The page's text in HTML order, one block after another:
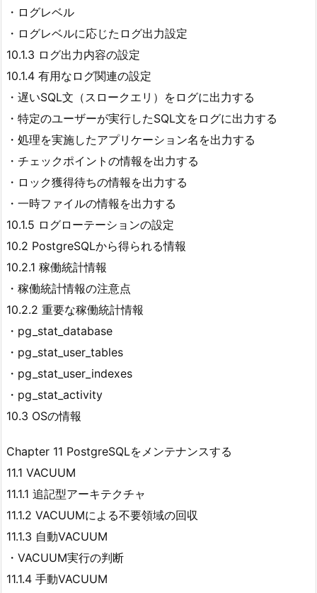
・ログレベル
・ログレベルに応じたログ出力設定
10.1.3 ログ出力内容の設定
10.1.4 有用なログ関連の設定
・遅いSQL文（スロークエリ）をログに出力する
・特定のユーザーが実行したSQL文をログに出力する
・処理を実施したアプリケーション名を出力する
・チェックポイントの情報を出力する
・ロック獲得待ちの情報を出力する
・一時ファイルの情報を出力する
10.1.5 ログローテーションの設定
10.2 PostgreSQLから得られる情報
10.2.1 稼働統計情報
・稼働統計情報の注意点
10.2.2 重要な稼働統計情報
・pg_stat_database
・pg_stat_user_tables
・pg_stat_user_indexes
・pg_stat_activity
10.3 OSの情報
Chapter 11 PostgreSQLをメンテナンスする
11.1 VACUUM
11.1.1 追記型アーキテクチャ
11.1.2 VACUUMによる不要領域の回収
11.1.3 自動VACUUM
・VACUUM実行の判断
11.1.4 手動VACUUM